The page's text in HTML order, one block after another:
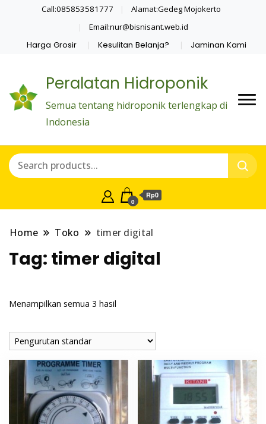
Call:085853581777
Alamat:Gedeg Mojokerto
Email:nur@bisnisant.web.id
Harga Grosir Kesulitan Belanja? Jaminan Kami
Peralatan Hidroponik
Semua tentang hidroponik terlengkap di
Indonesia
0
Rp0
Home Toko timer digital
Tag: timer digital
Menampilkan semua 3 hasil